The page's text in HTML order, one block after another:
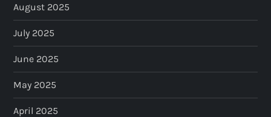
August 2025
July 2025
June 2025
May 2025
April 2025